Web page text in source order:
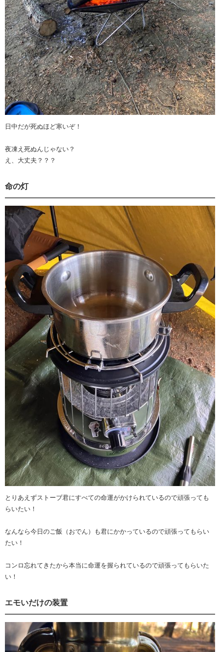
日中だが死ぬほど寒いぞ！
夜凍え死ぬんじゃない？
え、大丈夫？？？
命の灯
とりあえずストーブ君にすべての命運がかけられているので頑張っても
らいたい！
なんなら今日のご飯（おでん）も君にかかっているので頑張ってもらい
たい！
コンロ忘れてきたから本当に命運を握られているので頑張ってもらいた
い！
エモいだけの装置